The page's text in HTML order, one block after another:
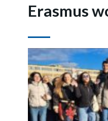
Erasmus